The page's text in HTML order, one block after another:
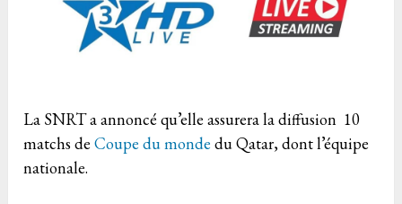
La SNRT a annoncé qu’elle assurera la diffusion 10
matchs deCoupe du monde du Qatar, dont l’équipe
nationale.